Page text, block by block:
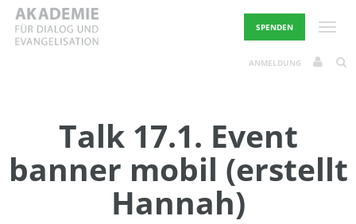
Skip
content
SPENDEN
ANMELDUNG
Talk 17.1. Event
banner mobil (erstellt
Hannah)